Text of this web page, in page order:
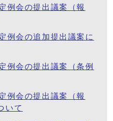
例会の提出議案（報
例会の追加提出議案に
例会の提出議案（条例
例会の提出議案（報
いて